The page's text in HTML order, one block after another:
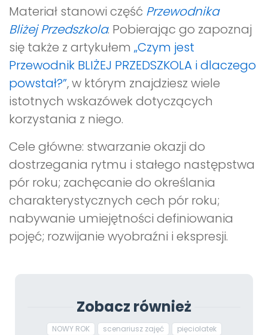
Materiał stanowi część Przewodnika
Bliżej Przedszkola. Pobierając go zapoznaj
się także z artykułem „Czym jest
Przewodnik BLIŻEJ PRZEDSZKOLA i dlaczego
powstał?”, w którym znajdziesz wiele
istotnych wskazówek dotyczących
korzystania z niego.
Cele główne: stwarzanie okazji do
dostrzegania rytmu i stałego następstwa
pór roku; zachęcanie do określania
charakterystycznych cech pór roku;
nabywanie umiejętności definiowania
pojęć; rozwijanie wyobraźni i ekspresji.
Zobacz również
NOWY ROK scenariusz zajęć
pięciolatek